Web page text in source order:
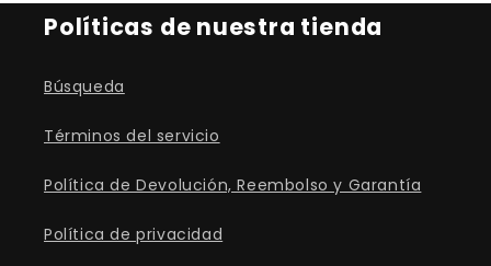
Políticas de nuestra tienda
Búsqueda
Términos del servicio
Política de Devolución, Reembolso y Garantía
Política de privacidad